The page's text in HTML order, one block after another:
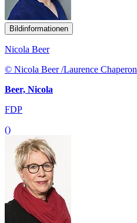
Bildinformationen
Nicola Beer
© Nicola Beer /Laurence Chaperon
Beer, Nicola
FDP
()